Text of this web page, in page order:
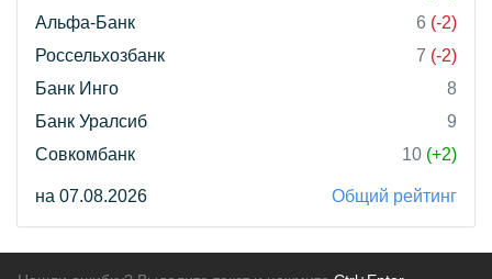
Альфа-Банк
6 (-2)
Россельхозбанк
7 (-2)
Банк Инго
8
Банк Уралсиб
9
Совкомбанк
10 (+2)
на 07.08.2026 Общий рейтинг